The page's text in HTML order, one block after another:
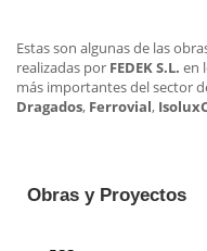
Estas son algunas de las
realizadas por FEDEK S.L. en
más importantes del sector
Dragados, Ferrovial, Isolux
Obras y Proyectos